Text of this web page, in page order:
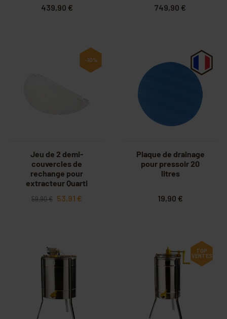
439,90 € 749,90 €
-10%
Jeu de 2 demi-
couvercles de
rechange pour
extracteur Quarti
59,90 € 53,91 €
Plaque de drainage
pour pressoir 20
litres
19,90 €
TOP
VENTES